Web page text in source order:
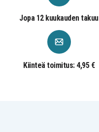
Jopa 12 kuukauden takuu
Kiinteä toimitus: 4,95 €